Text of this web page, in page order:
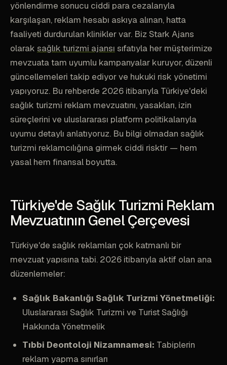
yönlendirme sonucu ciddi para cezalarıyla
karşılaşan, reklam hesabı askıya alınan, hatta
faaliyeti durdurulan klinikler var. Biz Stark Ajans
olarak sağlık turizmi ajansı sıfatıyla her müşterimize
mevzuata tam uyumlu kampanyalar kuruyor, düzenli
güncellemeleri takip ediyor ve hukuki risk yönetimi
yapıyoruz. Bu rehberde 2026 itibarıyla Türkiye'deki
sağlık turizmi reklam mevzuatını, yasakları, izin
süreçlerini ve uluslararası platform politikalarıyla
uyumu detaylı anlatıyoruz. Bu bilgi olmadan sağlık
turizmi reklamcılığına girmek ciddi risktir — hem
yasal hem finansal boyutta.
Türkiye'de Sağlık Turizmi Reklam
Mevzuatının Genel Çerçevesi
Türkiye'de sağlık reklamları çok katmanlı bir
mevzuat yapısına tabi. 2026 itibarıyla aktif olan ana
düzenlemeler:
Sağlık Bakanlığı Sağlık Turizmi Yönetmeliği:
Uluslararası Sağlık Turizmi ve Turist Sağlığı
Hakkında Yönetmelik
Tıbbi Deontoloji Nizamnamesi: Tabiplerin
reklam yapma sınırları